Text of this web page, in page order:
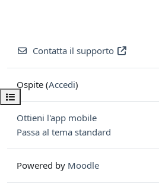
Apri indice del corso
Contatta il supporto
Ospite (Accedi)
Ottieni l'app mobile
Passa al tema standard
Powered by Moodle